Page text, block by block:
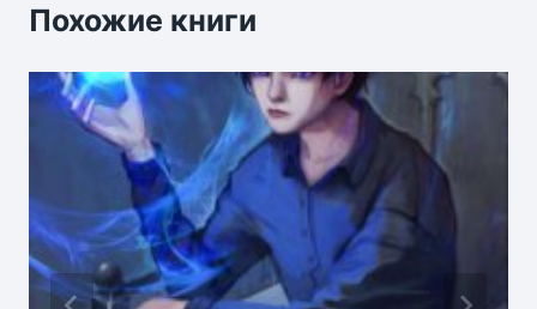
Похожие книги